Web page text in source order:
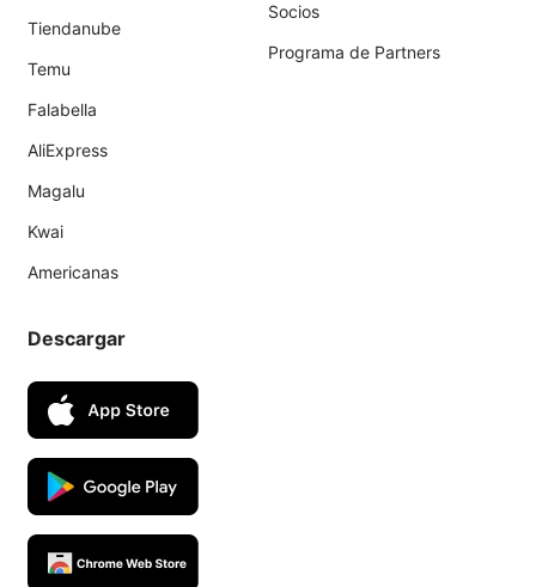
Tiendanube
Temu
Falabella
AliExpress
Magalu
Kwai
Americanas
Socios
Programa de Partners
Descargar